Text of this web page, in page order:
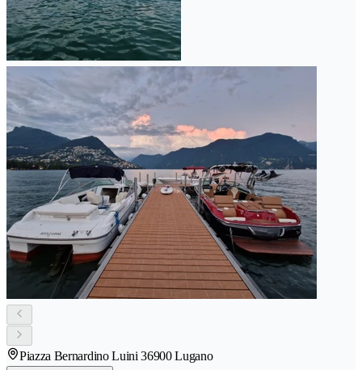
Piazza Bernardino Luini 36900 Lugano